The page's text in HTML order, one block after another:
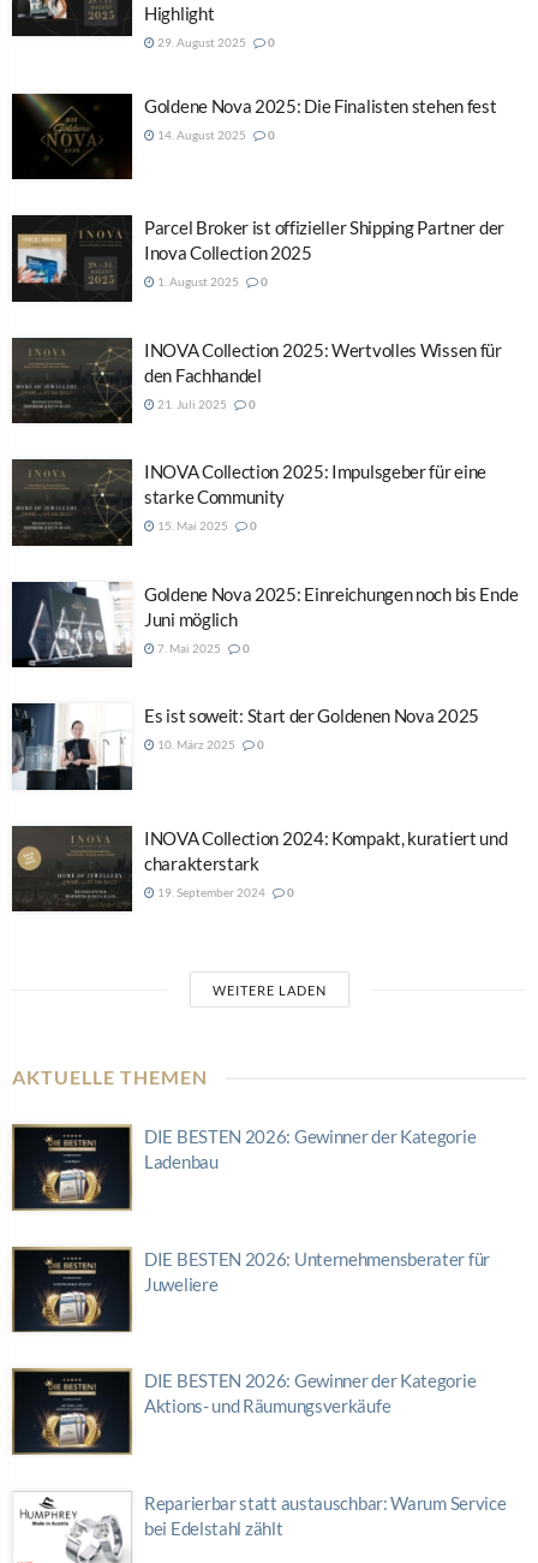
Highlight
29. August 2025 0
Goldene Nova 2025: Die Finalisten stehen fest
14. August 2025 0
Parcel Broker ist offizieller Shipping Partner der
Inova Collection 2025
1. August 2025 0
INOVA Collection 2025: Wertvolles Wissen für
den Fachhandel
21. Juli 2025 0
INOVA Collection 2025: Impulsgeber für eine
starke Community
15. Mai 2025 0
Goldene Nova 2025: Einreichungen noch bis Ende
Juni möglich
7. Mai 2025 0
Es ist soweit: Start der Goldenen Nova 2025
10. März 2025 0
INOVA Collection 2024: Kompakt, kuratiert und
charakterstark
19. September 2024 0
WEITERE LADEN
AKTUELLE THEMEN
DIE BESTEN 2026: Gewinner der Kategorie
Ladenbau
DIE BESTEN 2026: Unternehmensberater für
Juweliere
DIE BESTEN 2026: Gewinner der Kategorie
Aktions- und Räumungsverkäufe
Reparierbar statt austauschbar: Warum Service
bei Edelstahl zählt